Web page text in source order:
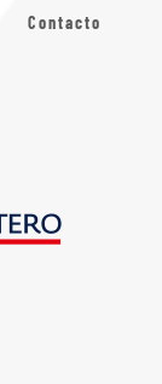
Contacto